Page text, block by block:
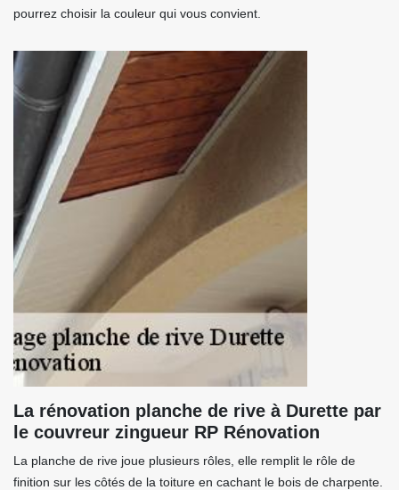
pourrez choisir la couleur qui vous convient.
La rénovation planche de rive à Durette par
le couvreur zingueur RP Rénovation
La planche de rive joue plusieurs rôles, elle remplit le rôle de
finition sur les côtés de la toiture en cachant le bois de charpente.